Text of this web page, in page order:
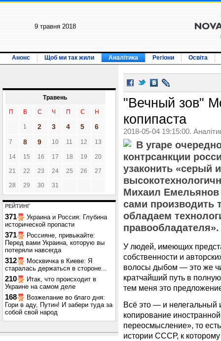
9 травня 2018
Анонс Щоб ми так жили Аналітика Регіони Освіта
Травень
П В С Ч П С Н
1 2 3 4 5 6
7 8 9 10 11 12 13
14 15 16 17 18 19 20
21 22 23 24 25 26 27
28 29 30 31
РЕЙТИНГ
371
Украина и Россия: Глубина
исторической пропасти
371
Россияне, привыкайте:
Перед вами Украина, которую вы
потеряли навсегда
312
Москвичка в Киеве: Я
старалась держаться в стороне...
210
Итак, что происходит в
Украине на самом деле
168
Возжелание во благо дня:
Гори в аду, Путин! И забери туда за
собой свой народ
"Вечный зов"
копипаста
2018-05-04 19:15:00.
В угаре
контрсанкции
узаконить «серый
Михаил
сами производить
обладаем
правообладателя».
У людей, имеющих
собственности и
волосы дыбом — это же
кратчайший путь в
тем меня это
Всё это — и нелегальный
копирование
переосмысление», то
истории СССР, к